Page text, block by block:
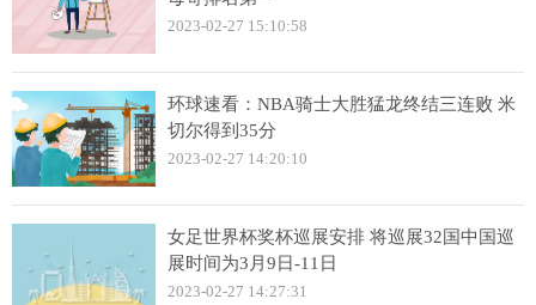
2023-02-27 15:10:58
环球速看：NBA骑士大胜猛龙终结三连败 米
切尔得到35分
2023-02-27 14:20:10
女足世界杯奖杯巡展安排 将巡展32国中国巡
展时间为3月9日-11日
2023-02-27 14:27:31